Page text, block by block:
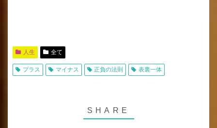
人生 全て
プラス マイナス 正負の法則 表裏一体